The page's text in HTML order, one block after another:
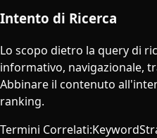
Intento di Ricerca
Lo scopo dietro la query di
informativo, navigazionale,
Abbinare il contenuto
ranking.
Termini Correlati:Keyword